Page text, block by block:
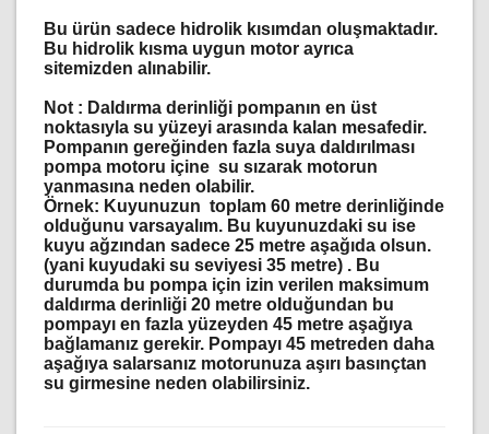
Bu ürün sadece hidrolik kısımdan oluşmaktadır.
Bu hidrolik kısma uygun motor ayrıca
sitemizden alınabilir.
Not : Daldırma derinliği pompanın en üst
noktasıyla su yüzeyi arasında kalan mesafedir.
Pompanın gereğinden fazla suya daldırılması
pompa motoru içine su sızarak motorun
yanmasına neden olabilir.
Örnek: Kuyunuzun toplam 60 metre derinliğinde
olduğunu varsayalım. Bu kuyunuzdaki su ise
kuyu ağzından sadece 25 metre aşağıda olsun.
(yani kuyudaki su seviyesi 35 metre) . Bu
durumda bu pompa için izin verilen maksimum
daldırma derinliği 20 metre olduğundan bu
pompayı en fazla yüzeyden 45 metre aşağıya
bağlamanız gerekir. Pompayı 45 metreden daha
aşağıya salarsanız motorunuza aşırı basınçtan
su girmesine neden olabilirsiniz.